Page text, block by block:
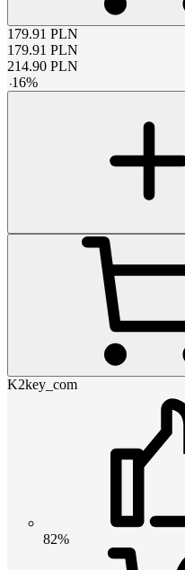
179.91 PLN
179.91 PLN
214.90 PLN
-16%
K2key_com
82%